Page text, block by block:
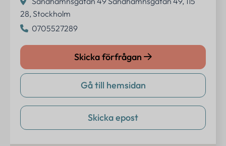
28, Stockholm
0705527289
Skicka förfrågan
Gå till hemsidan
Skicka epost